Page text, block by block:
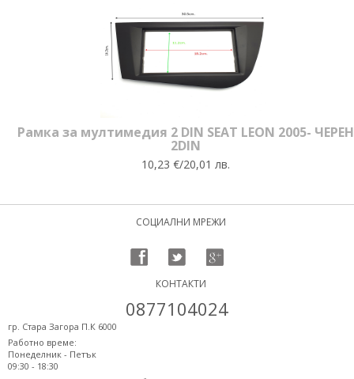
Рамка за мултимедия 2 DIN SEAT LEON 2005- ЧЕРЕН
2DIN
10,23 €/20,01 лв.
СОЦИАЛНИ МРЕЖИ
КОНТАКТИ
0877104024
гр. Стара Загора П.К 6000
Работно време:
Понеделник - Петък
09:30 - 18:30